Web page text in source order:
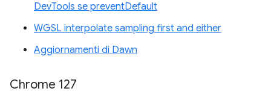
DevTools se preventDefault
WGSL interpolate sampling first and either
Aggiornamenti di Dawn
Chrome 127